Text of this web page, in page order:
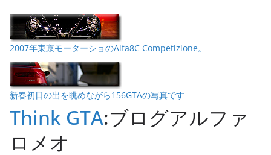
2007年東京モーターショのAlfa8C Competizione。
新春初日の出を眺めながら156GTAの写真です
Think GTA:ブログアルファ
ロメオ